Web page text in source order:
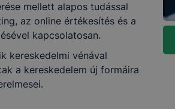
mellett alapos tudással
az online értékesítés és a
kapcsolatosan.
kereskedelmi vénával
a kereskedelem új formáira
(információ gyűjtése azzal
a honlapot és a honlap melyik részeit
(session cookie)